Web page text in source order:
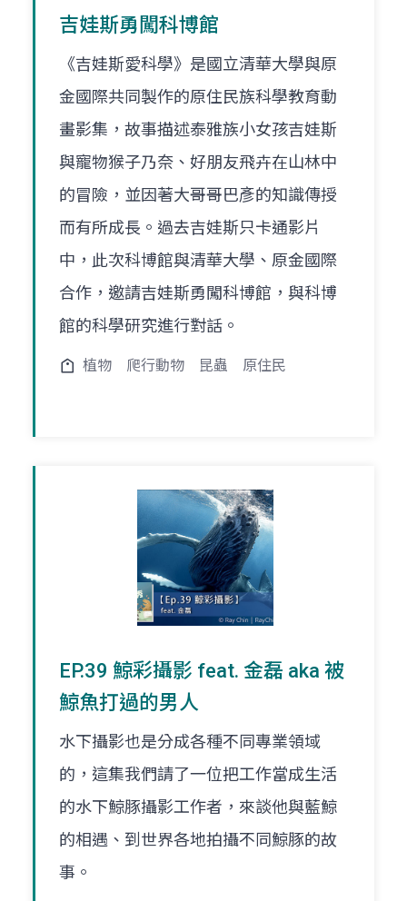
吉娃斯勇闖科博館
《吉娃斯愛科學》是國立清華大學與原
金國際共同製作的原住民族科學教育動
畫影集，故事描述泰雅族小女孩吉娃斯
與寵物猴子乃奈、好朋友飛卉在山林中
的冒險，並因著大哥哥巴彥的知識傳授
而有所成長。過去吉娃斯只卡通影片
中，此次科博館與清華大學、原金國際
合作，邀請吉娃斯勇闖科博館，與科博
館的科學研究進行對話。
植物 爬行動物 昆蟲 原住民
EP.39 鯨彩攝影 feat. 金磊 aka 被
鯨魚打過的男人
水下攝影也是分成各種不同專業領域
的，這集我們請了一位把工作當成生活
的水下鯨豚攝影工作者，來談他與藍鯨
的相遇、到世界各地拍攝不同鯨豚的故
事。